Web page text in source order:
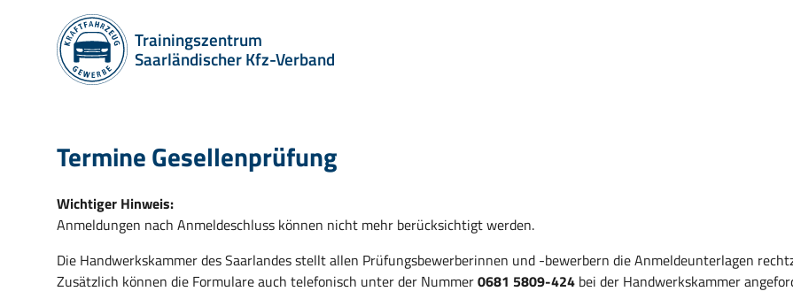
Trainingszentrum
Saarländischer Kfz-Verband
Termine Gesellenprüfung
Wichtiger Hinweis:
Anmeldungen nach Anmeldeschluss können nicht mehr berücksichtigt werden.
Die Handwerkskammer des Saarlandes stellt allen Prüfungsbewerberinnen und -bewerbern die Anmeldeunterlagen
Zusätzlich können die Formulare auch telefonisch unter der Nummer0681 5809-424 bei der Handwerkskammer